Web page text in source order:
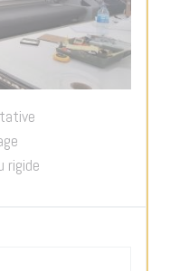
rigide